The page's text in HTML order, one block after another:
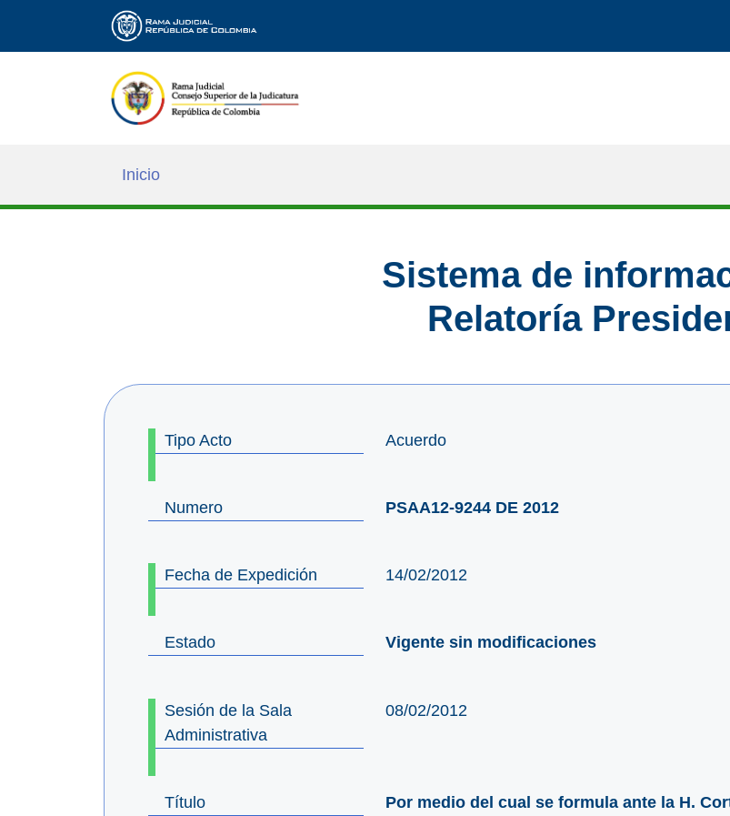
Inicio
Sistema de
Relatoría
Tipo Acto Acuerdo
Numero PSAA12-9244 DE 2012
Fecha de Expedición 14/02/2012
Estado Vigente sin modificaciones
Sesión de la Sala
Administrativa
08/02/2012
Título
Por medio del cual se formula ante la H.